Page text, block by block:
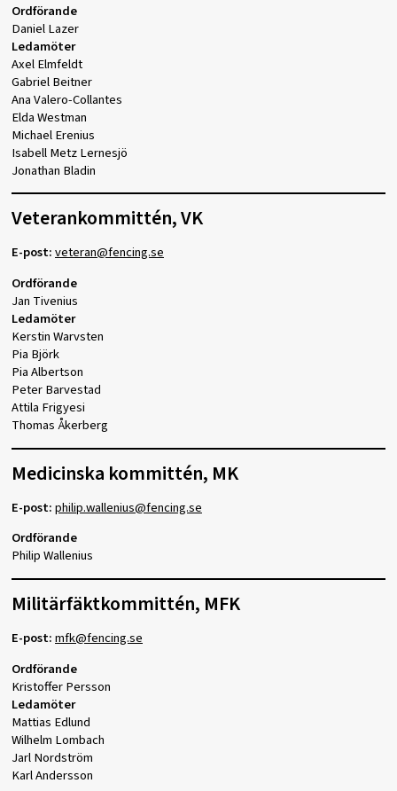
Ordförande
Daniel Lazer
Ledamöter
Axel Elmfeldt
Gabriel Beitner
Ana Valero-Collantes
Elda Westman
Michael Erenius
Isabell Metz Lernesjö
Jonathan Bladin
Veterankommittén, VK
E-post:veteran@fencing.se
Ordförande
Jan Tivenius
Ledamöter
Kerstin Warvsten
Pia Björk
Pia Albertson
Peter Barvestad
Attila Frigyesi
Thomas Åkerberg
Medicinska kommittén, MK
E-post:philip.wallenius@fencing.se
Ordförande
Philip Wallenius
Militärfäktkommittén, MFK
E-post:mfk@fencing.se
Ordförande
Kristoffer Persson
Ledamöter
Mattias Edlund
Wilhelm Lombach
Jarl Nordström
Karl Andersson